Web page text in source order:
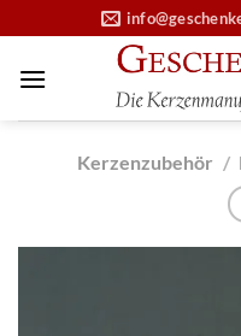
Inhalt
springen
Kerzenzubehör /